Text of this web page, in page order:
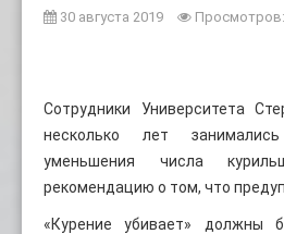
30 августа 2019
Сотрудники Университета
несколько лет
уменьшения числа
рекомендацию о том, что
«Курение убивает» должны